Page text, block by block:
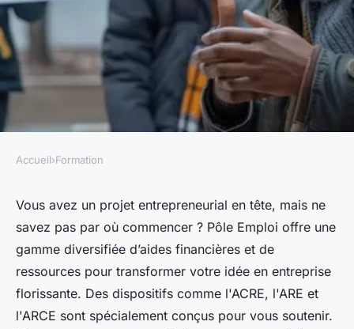
Maximisez votre projet avec
l'aide de Pôle Emploi pour la
création entreprise
Juliette•9 juillet 2024•3 min de lecture
Accueil›Formation
Vous avez un projet entrepreneurial en tête, mais ne
savez pas par où commencer ? Pôle Emploi offre une
gamme diversifiée d’aides financières et de
ressources pour transformer votre idée en entreprise
florissante. Des dispositifs comme l'ACRE, l'ARE et
l'ARCE sont spécialement conçus pour vous soutenir.